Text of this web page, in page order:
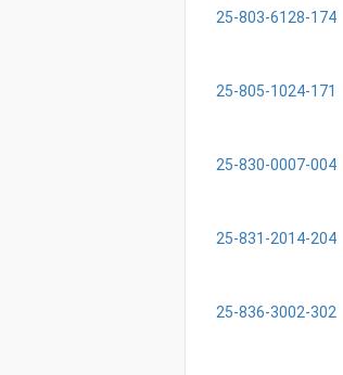
25-803-6128-174
25-805-1024-171
25-830-0007-004
25-831-2014-204
25-836-3002-302